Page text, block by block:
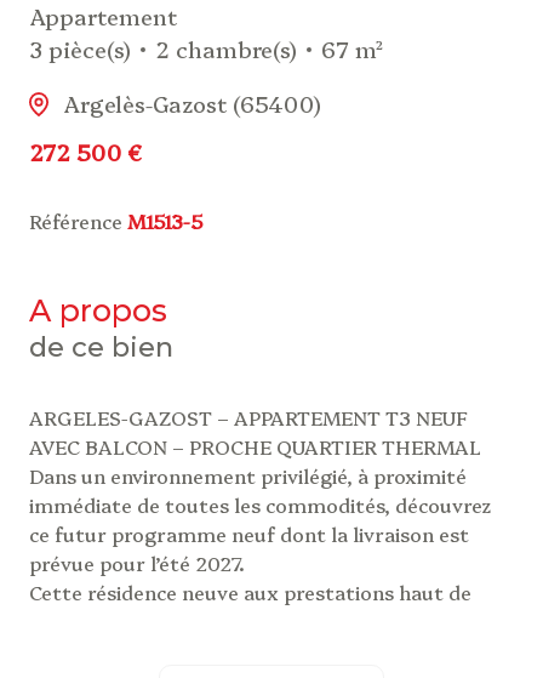
nos
partenaires
Appartement
3 pièce(s)
2 chambre(s)
67 m²
Argelès-Gazost (65400)
272 500 €
Référence M1513-5
a propos
de ce bien
ARGELES-GAZOST – APPARTEMENT T3 NEUF
AVEC BALCON – PROCHE QUARTIER THERMAL
Dans un environnement privilégié, à proximité
immédiate de toutes les commodités, découvrez
ce futur programme neuf dont la livraison est
prévue pour l’été 2027.
Cette résidence neuve aux prestations haut de